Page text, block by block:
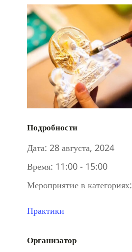
Подробности
Дата: 28 августа, 2024
Время: 11:00 - 15:00
Мероприятие в категориях:
Практики
Организатор